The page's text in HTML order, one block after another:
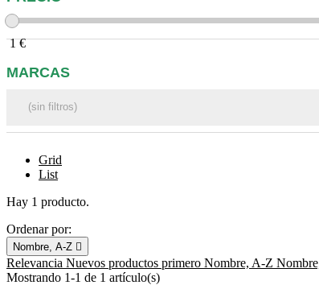
1 €
MARCAS
Grid
List
Hay 1 producto.
Ordenar por:
Nombre, A-Z 
Relevancia Nuevos productos primero Nombre, A-Z
Mostrando 1-1 de 1 artículo(s)